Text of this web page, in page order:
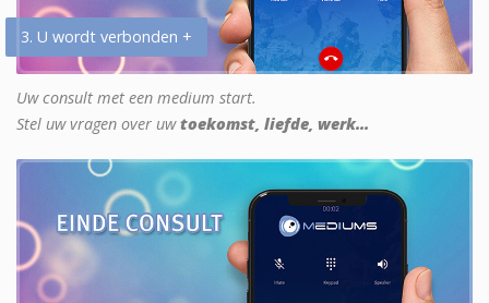
3. U wordt verbonden +
Uw consult met een medium start.
Stel uw vragen over uwtoekomst, liefde, werk...